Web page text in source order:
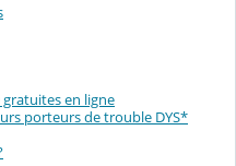
gratuites en ligne
porteurs de trouble DYS*